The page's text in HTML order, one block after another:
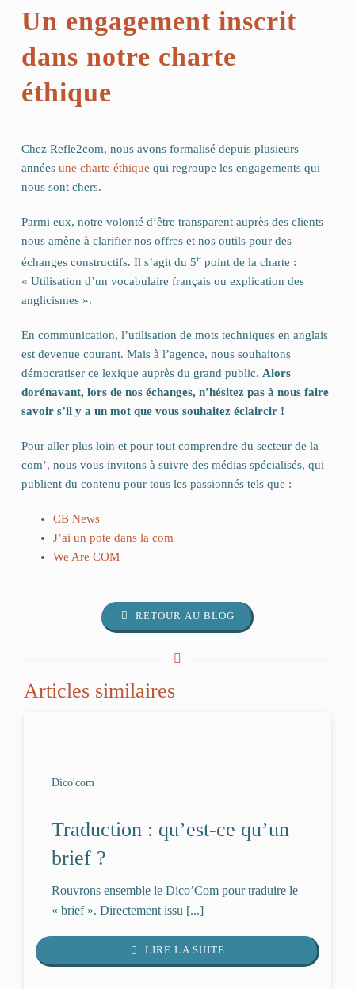
Un engagement inscrit
dans notre charte
éthique
Chez Refle2com, nous avons formalisé depuis plusieurs
annéesune charte éthique qui regroupe les engagements qui
nous sont chers.
Parmi eux, notre volonté d’être transparent auprès des clients
nous amène à clarifier nos offres et nos outils pour des
échanges constructifs. Il s’agit du 5e point de la charte :
« Utilisation d’un vocabulaire français ou explication des
anglicismes ».
En communication, l’utilisation de mots techniques en anglais
est devenue courant. Mais à l’agence, nous souhaitons
démocratiser ce lexique auprès du grand public. Alors
dorénavant, lors de nos échanges, n’hésitez pas à nous faire
savoir s’il y a un mot que vous souhaitez éclaircir !
Pour aller plus loin et pour tout comprendre du secteur de la
com’, nous vous invitons à suivre des médias spécialisés, qui
publient du contenu pour tous les passionnés tels que :
CB News
J’ai un pote dans la com
We Are COM
RETOUR AU BLOG
Articles similaires
Dico'com
Traduction : qu’est-ce qu’un
brief ?
Rouvrons ensemble le Dico’Com pour traduire le
« brief ». Directement issu [...]
LIRE LA SUITE